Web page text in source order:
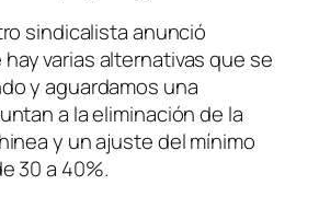
sindicalista anunció
hay varias alternativas que se
y aguardamos una
a la eliminación de la
y un ajuste del mínimo
30 a 40%.